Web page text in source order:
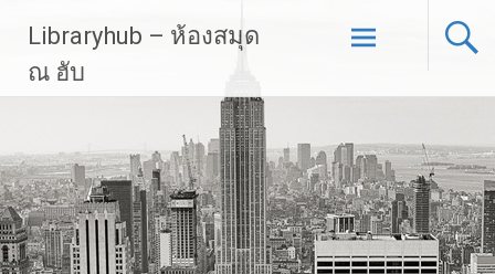
content
Libraryhub – ห้องสมุด
ณ ฮับ